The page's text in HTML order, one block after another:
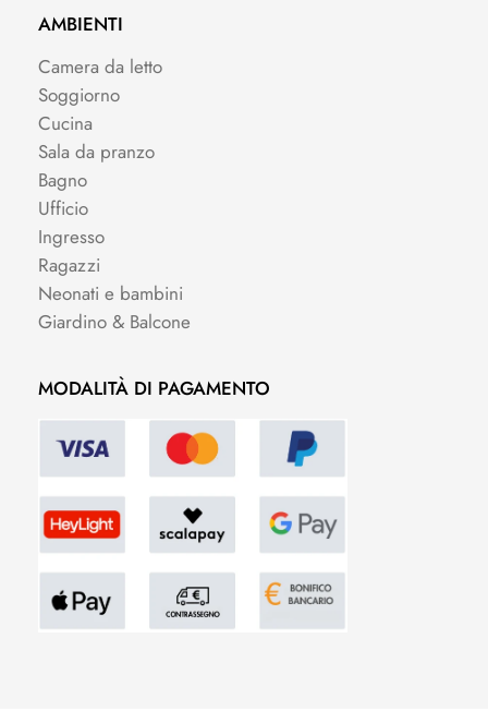
AMBIENTI
Camera da letto
Soggiorno
Cucina
Sala da pranzo
Bagno
Ufficio
Ingresso
Ragazzi
Neonati e bambini
Giardino & Balcone
MODALITÀ DI PAGAMENTO